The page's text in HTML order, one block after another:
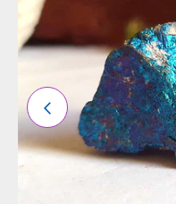
FAVORITOS
ANTERIOR